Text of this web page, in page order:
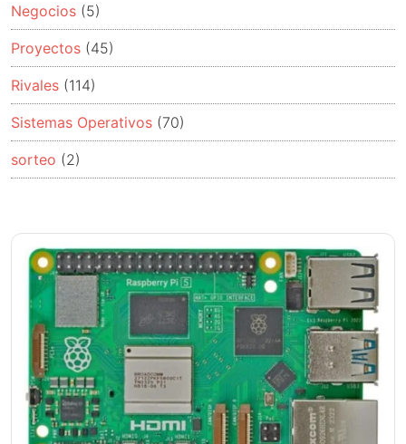
Negocios (5)
Proyectos (45)
Rivales (114)
Sistemas Operativos (70)
sorteo (2)